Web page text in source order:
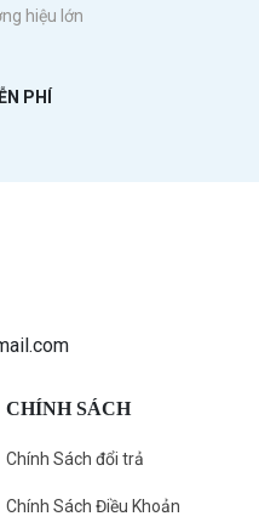
hiệu lớn
PHÍ
CHÍNH SÁCH
Chính Sách đổi trả
Chính Sách Điều Khoản